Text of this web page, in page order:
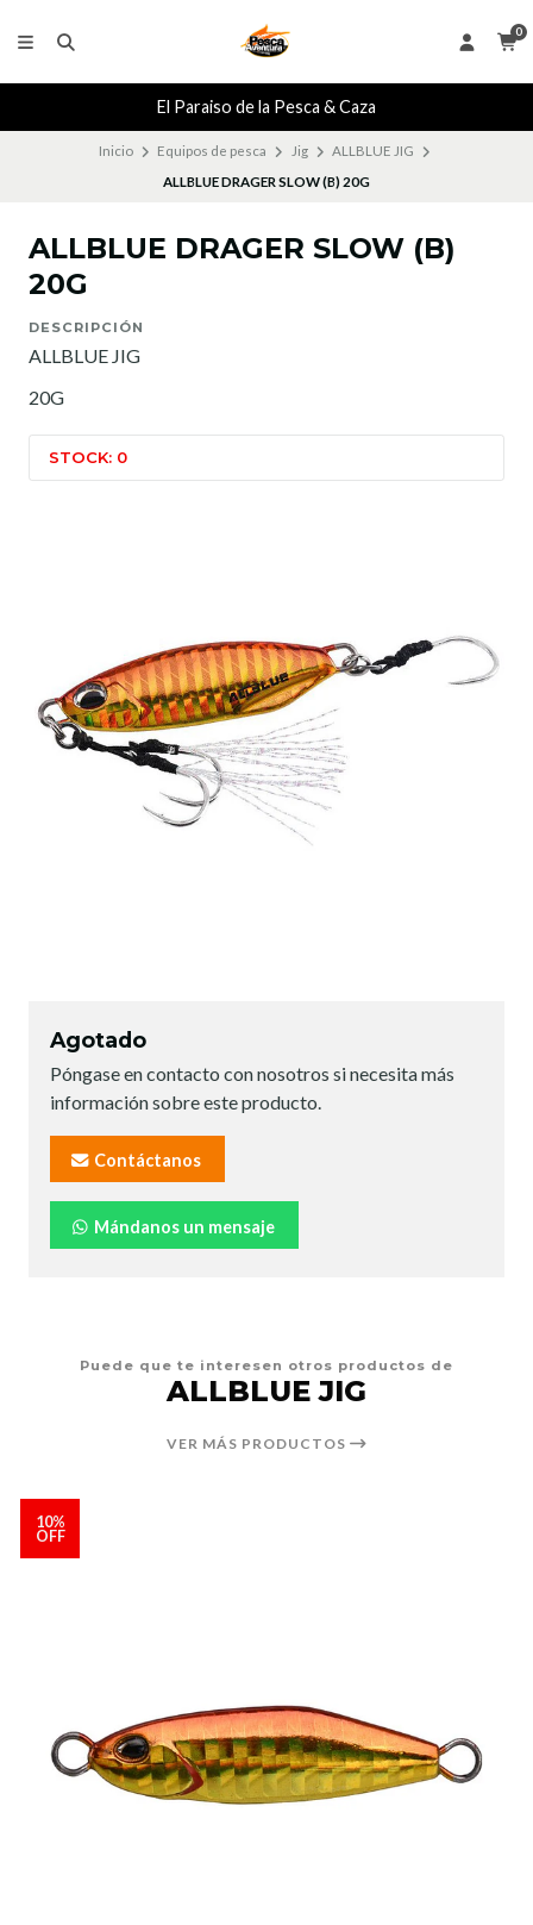
0
El Paraiso de la Pesca & Caza
Inicio Equipos de pesca Jig
ALLBLUE JIG
ALLBLUE DRAGER SLOW (B) 20G
ALLBLUE DRAGER SLOW (B)
20G
DESCRIPCIÓN
ALLBLUE JIG
20G
STOCK: 0
Agotado
Póngase en contacto con nosotros si necesita más
información sobre este producto.
Contáctanos
Mándanos un mensaje
Puede que te interesen otros productos de
ALLBLUE JIG
VER MÁS PRODUCTOS
10%
OFF